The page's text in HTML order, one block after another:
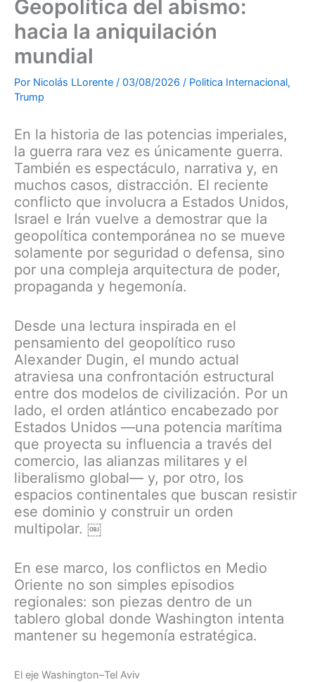
Geopolítica del abismo:
hacia la aniquilación
mundial
Por Nicolás LLorente / 03/08/2026 / Politica Internacional,
Trump
En la historia de las potencias imperiales,
la guerra rara vez es únicamente guerra.
También es espectáculo, narrativa y, en
muchos casos, distracción. El reciente
conflicto que involucra a Estados Unidos,
Israel e Irán vuelve a demostrar que la
geopolítica contemporánea no se mueve
solamente por seguridad o defensa, sino
por una compleja arquitectura de poder,
propaganda y hegemonía.
Desde una lectura inspirada en el
pensamiento del geopolítico ruso
Alexander Dugin, el mundo actual
atraviesa una confrontación estructural
entre dos modelos de civilización. Por un
lado, el orden atlántico encabezado por
Estados Unidos —una potencia marítima
que proyecta su influencia a través del
comercio, las alianzas militares y el
liberalismo global— y, por otro, los
espacios continentales que buscan resistir
ese dominio y construir un orden
multipolar. ￼
En ese marco, los conflictos en Medio
Oriente no son simples episodios
regionales: son piezas dentro de un
tablero global donde Washington intenta
mantener su hegemonía estratégica.
El eje Washington–Tel Aviv